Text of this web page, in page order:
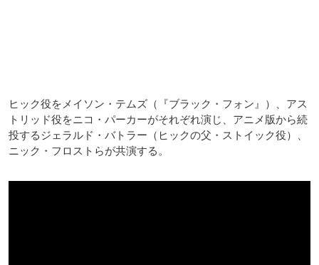
ヒック役をメイソン・テムズ（『ブラック・フォン』）、アス
トリッド役をニコ・パーカーがそれぞれ演じ、アニメ版から続
投するジェラルド・バトラー（ヒックの父・ストイック役）、
ニック・フロストらが共演する。